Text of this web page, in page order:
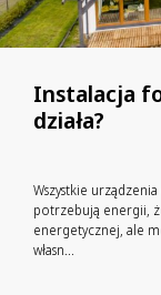
Instalacja
działa?
Wszystkie
potrzebują energii,
energetycznej, ale
własn...